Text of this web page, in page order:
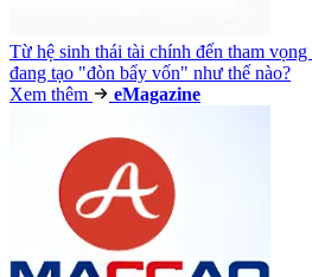
Từ hệ sinh thái tài chính đến tham
đang tạo "đòn bẩy vốn" như thế nào?
Xem thêm
eMagazine